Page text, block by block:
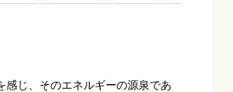
じ、そのエネルギーの源泉であ